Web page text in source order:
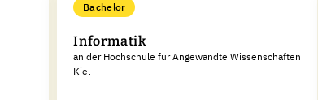
Bachelor
Informatik
an der Hochschule für Angewandte Wissenschaften
Kiel